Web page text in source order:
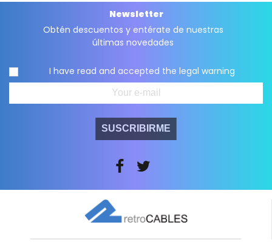
Newsletter
Obtén descuentos y entérate de nuestras
últimas novedades
I have read and accepted the legal warning
SUSCRIBIRME